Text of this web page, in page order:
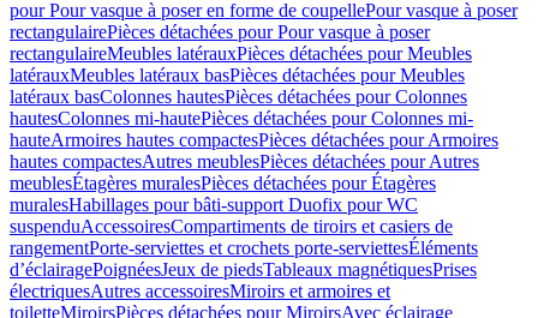
pour Pour vasque à poser en forme de coupellePour vasque à poser
rectangulairePièces détachées pour Pour vasque à poser
rectangulaireMeubles latérauxPièces détachées pour Meubles
latérauxMeubles latéraux basPièces détachées pour Meubles
latéraux basColonnes hautesPièces détachées pour Colonnes
hautesColonnes mi-hautePièces détachées pour Colonnes mi-
hauteArmoires hautes compactesPièces détachées pour Armoires
hautes compactesAutres meublesPièces détachées pour Autres
meublesÉtagères muralesPièces détachées pour Étagères
muralesHabillages pour bâti-support Duofix pour WC
suspenduAccessoiresCompartiments de tiroirs et casiers de
rangementPorte-serviettes et crochets porte-serviettesÉléments
d’éclairagePoignéesJeux de piedsTableaux magnétiquesPrises
électriquesAutres accessoiresMiroirs et armoires et
toiletteMiroirsPièces détachées pour MiroirsAvec éclairage